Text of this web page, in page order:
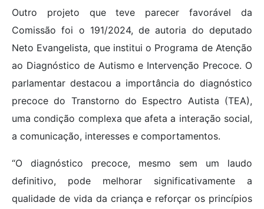
Outro projeto que teve parecer favorável da
Comissão foi o 191/2024, de autoria do deputado
Neto Evangelista, que institui o Programa de Atenção
ao Diagnóstico de Autismo e Intervenção Precoce. O
parlamentar destacou a importância do diagnóstico
precoce do Transtorno do Espectro Autista (TEA),
uma condição complexa que afeta a interação social,
a comunicação, interesses e comportamentos.
“O diagnóstico precoce, mesmo sem um laudo
definitivo, pode melhorar significativamente a
qualidade de vida da criança e reforçar os princípios